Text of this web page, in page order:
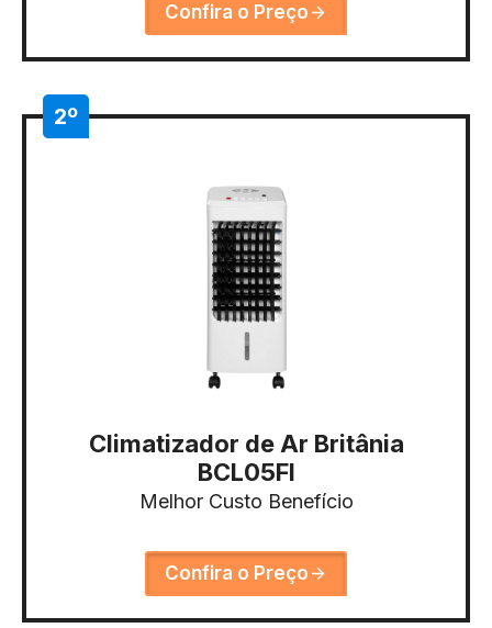
Confira o Preço
2º
Climatizador de Ar Britânia
BCL05FI
Melhor Custo Benefício
Confira o Preço